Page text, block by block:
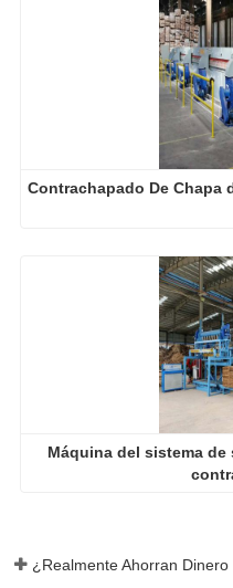
Contrachapado De Chapa
Máquina del sistema de